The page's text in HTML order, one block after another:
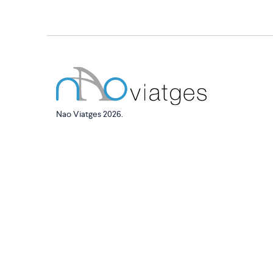
Nao Viatges 2026.